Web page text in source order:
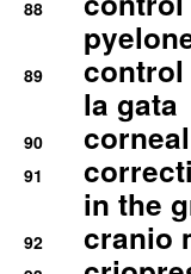
88
89
control
la gata
90
91
in the
92 cranio